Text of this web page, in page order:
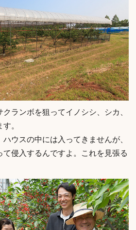
ランボを狙ってイノシシ、シカ、
。
ハウスの中には入ってきませんが、
侵入するんですよ。これを見張る